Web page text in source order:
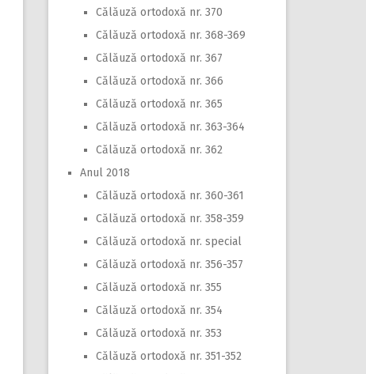
Călăuză ortodoxă nr. 370
Călăuză ortodoxă nr. 368-369
Călăuză ortodoxă nr. 367
Călăuză ortodoxă nr. 366
Călăuză ortodoxă nr. 365
Călăuză ortodoxă nr. 363-364
Călăuză ortodoxă nr. 362
Anul 2018
Călăuză ortodoxă nr. 360-361
Călăuză ortodoxă nr. 358-359
Călăuză ortodoxă nr. special
Călăuză ortodoxă nr. 356-357
Călăuză ortodoxă nr. 355
Călăuză ortodoxă nr. 354
Călăuză ortodoxă nr. 353
Călăuză ortodoxă nr. 351-352